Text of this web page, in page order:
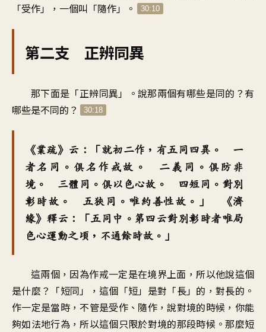
「受作」，一個叫「隨作」。
30:10
第二支 正辨同異
那下面是「正辨同異」。說那兩個有哪些是同的？有
哪些是不同的？
30:18
《業疏》云：「就初二作，有五同四異。 一
者名同。俱名作戒故。 二義同。俱防非
境。 三體同。俱以色心故。 四短同。對別
彰時故。 五狹同。唯約善性故。」 《濟
緣》釋云：「五同中。第四云對別彰時者唯局
色心運動之頃，不通餘時故。」
這兩個，因為作戒一定是在境界上面，所以他說這個
是什麼？「短同」，這個「短」是對「長」的，對長的。
作一定是當時，不管是受作、隨作，說對境的時候，你能
夠如法地行為，所以這個只限於對境的那段時候。那麼短